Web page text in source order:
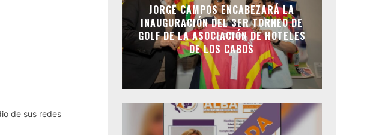
de sus redes
JORGE CAMPOS ENCABEZARÁ LA
INAUGURACIÓN DEL 3ER TORNEO DE
GOLF DE LA ASOCIACIÓN DE HOTELES
DE LOS CABOS